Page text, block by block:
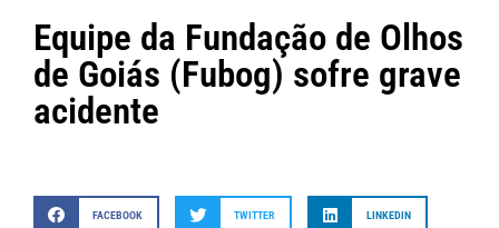
Equipe da Fundação de Olhos
de Goiás (Fubog) sofre grave
acidente
FACEBOOK TWITTER LINKEDIN